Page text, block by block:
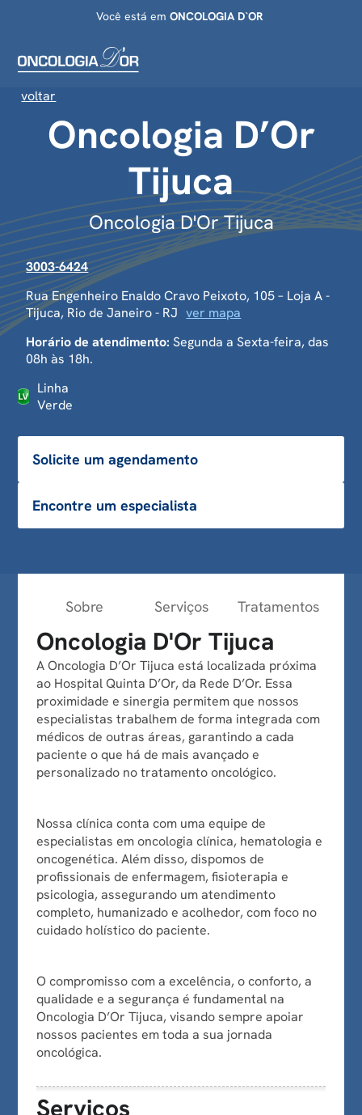
Você está em ONCOLOGIA D`OR
voltar
Oncologia D’Or
Tijuca
Oncologia D'Or Tijuca
3003-6424
Rua Engenheiro Enaldo Cravo Peixoto, 105 – Loja A -
Tijuca, Rio de Janeiro - RJ ver mapa
Horário de atendimento: Segunda a Sexta-feira, das
08h às 18h.
Linha
Verde
Solicite um agendamento
Encontre um especialista
Sobre Serviços Tratamentos
Oncologia D'Or Tijuca
A Oncologia D’Or Tijuca está localizada próxima
ao Hospital Quinta D’Or, da Rede D’Or. Essa
proximidade e sinergia permitem que nossos
especialistas trabalhem de forma integrada com
médicos de outras áreas, garantindo a cada
paciente o que há de mais avançado e
personalizado no tratamento oncológico.
Nossa clínica conta com uma equipe de
especialistas em oncologia clínica, hematologia e
oncogenética. Além disso, dispomos de
profissionais de enfermagem, fisioterapia e
psicologia, assegurando um atendimento
completo, humanizado e acolhedor, com foco no
cuidado holístico do paciente.
O compromisso com a excelência, o conforto, a
qualidade e a segurança é fundamental na
Oncologia D’Or Tijuca, visando sempre apoiar
nossos pacientes em toda a sua jornada
oncológica.
Serviços